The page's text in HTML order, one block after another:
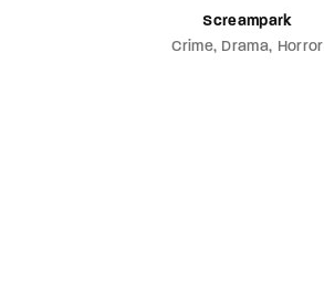
Screampark
Crime Drama Horror